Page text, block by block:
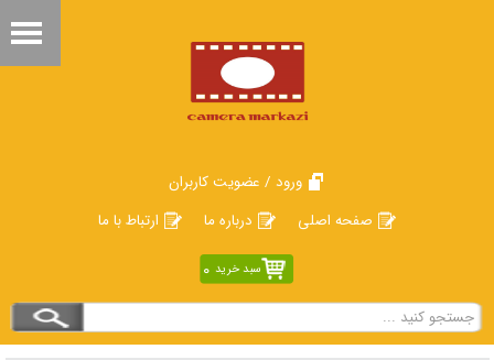
ورود / عضویت کاربران
صفحه اصلی
درباره ما ارتباط با ما
سبد خرید 0